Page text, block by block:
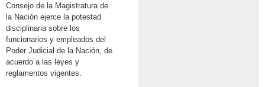
Consejo de la Magistratura de
la Nación ejerce la potestad
disciplinaria sobre los
funcionarios y empleados del
Poder Judicial de la Nación, de
acuerdo a las leyes y
reglamentos vigentes.